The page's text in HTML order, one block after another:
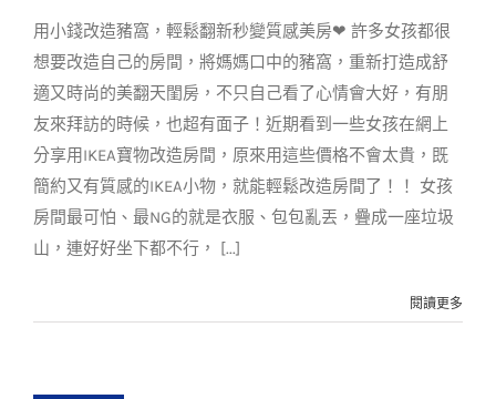
用小錢改造豬窩，輕鬆翻新秒變質感美房❤ 許多女孩都很
想要改造自己的房間，將媽媽口中的豬窩，重新打造成舒
適又時尚的美翻天閨房，不只自己看了心情會大好，有朋
友來拜訪的時候，也超有面子！近期看到一些女孩在網上
分享用IKEA寶物改造房間，原來用這些價格不會太貴，既
簡約又有質感的IKEA小物，就能輕鬆改造房間了！！ 女孩
房間最可怕、最NG的就是衣服、包包亂丟，疊成一座垃圾
山，連好好坐下都不行， [...]
閱讀更多